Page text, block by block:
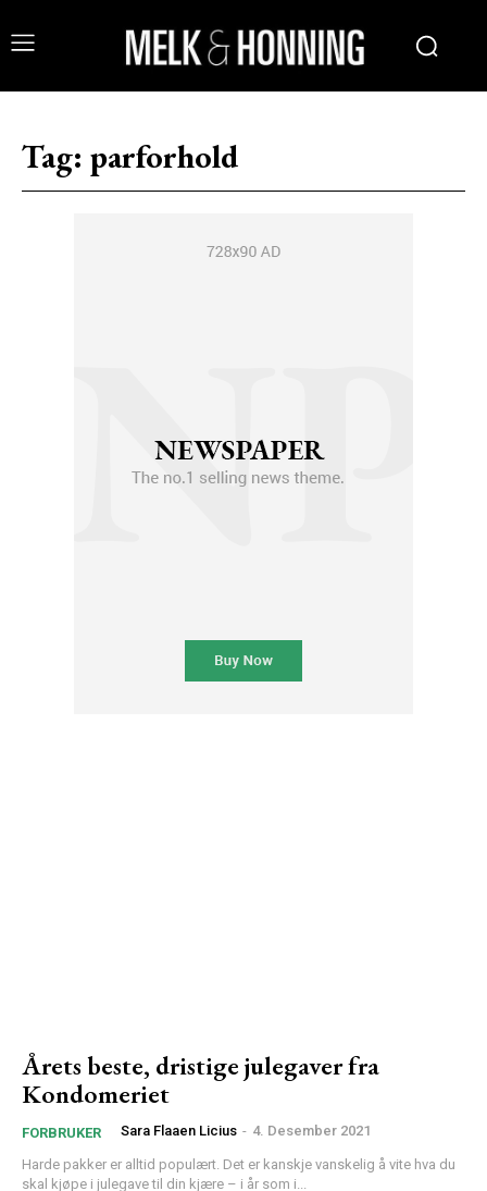
Tag: parforhold
Årets beste, dristige julegaver fra
Kondomeriet
FORBRUKER Sara Flaaen Licius - 4. Desember 2021
Harde pakker er alltid populært. Det er kanskje vanskelig å vite hva du
skal kjøpe i julegave til din kjære – i år som i...